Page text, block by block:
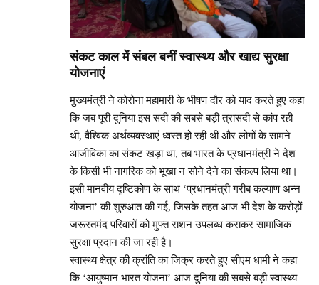
संकट काल में संबल बनीं स्वास्थ्य और खाद्य सुरक्षा
योजनाएं
मुख्यमंत्री ने कोरोना महामारी के भीषण दौर को याद करते हुए कहा
कि जब पूरी दुनिया इस सदी की सबसे बड़ी त्रासदी से कांप रही
थी, वैश्विक अर्थव्यवस्थाएं ध्वस्त हो रही थीं और लोगों के सामने
आजीविका का संकट खड़ा था, तब भारत के प्रधानमंत्री ने देश
के किसी भी नागरिक को भूखा न सोने देने का संकल्प लिया था।
इसी मानवीय दृष्टिकोण के साथ ‘प्रधानमंत्री गरीब कल्याण अन्न
योजना’ की शुरुआत की गई, जिसके तहत आज भी देश के करोड़ों
जरूरतमंद परिवारों को मुफ्त राशन उपलब्ध कराकर सामाजिक
सुरक्षा प्रदान की जा रही है।
स्वास्थ्य क्षेत्र की क्रांति का जिक्र करते हुए सीएम धामी ने कहा
कि ‘आयुष्मान भारत योजना’ आज दुनिया की सबसे बड़ी स्वास्थ्य